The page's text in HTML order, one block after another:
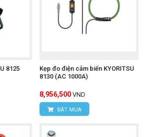
8125
Kẹp đo điện cảm biến KYORITSU
8130 (AC 1000A)
8,956,500 VND
ĐẶT MUA